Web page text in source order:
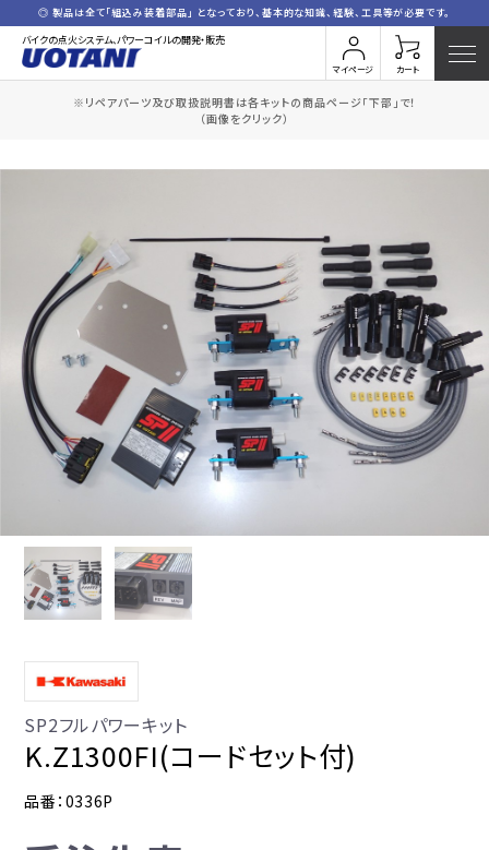
バイクの点火システム、パワーコイルの開発・販売
マイページ カート
◎ 製品は全て「組込み装着部品」 となっており、基本的な知識、経験、工具等が必要です。
※リペアパーツ及び取扱説明書は各キットの商品ページ「下部」で！
（画像をクリック）
全商品一覧 K.Z1300FI(コードセット付)
SP2フルパワーキット
K.Z1300FI(コードセット付)
品番：0336P